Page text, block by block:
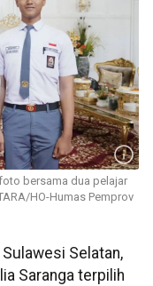
bersama dua pelajar
HO-Humas Pemprov
Selatan,
Saranga terpilih